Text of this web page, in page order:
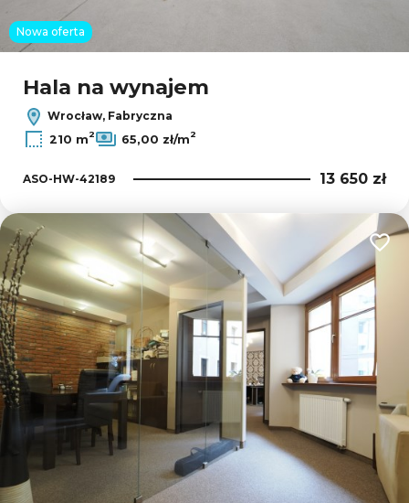
Nowa oferta
Hala na wynajem
Wrocław, Fabryczna
210 m2 65,00 zł/m2
ASO-HW-42189 13 650 zł